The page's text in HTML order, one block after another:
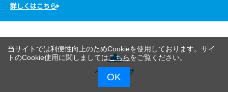
詳しくはこちら
ページトップ
当サイトでは利便性向上のためCookieを使用しております。サイ
トのCookie使用に関しましてはこちらをご覧ください。
OK